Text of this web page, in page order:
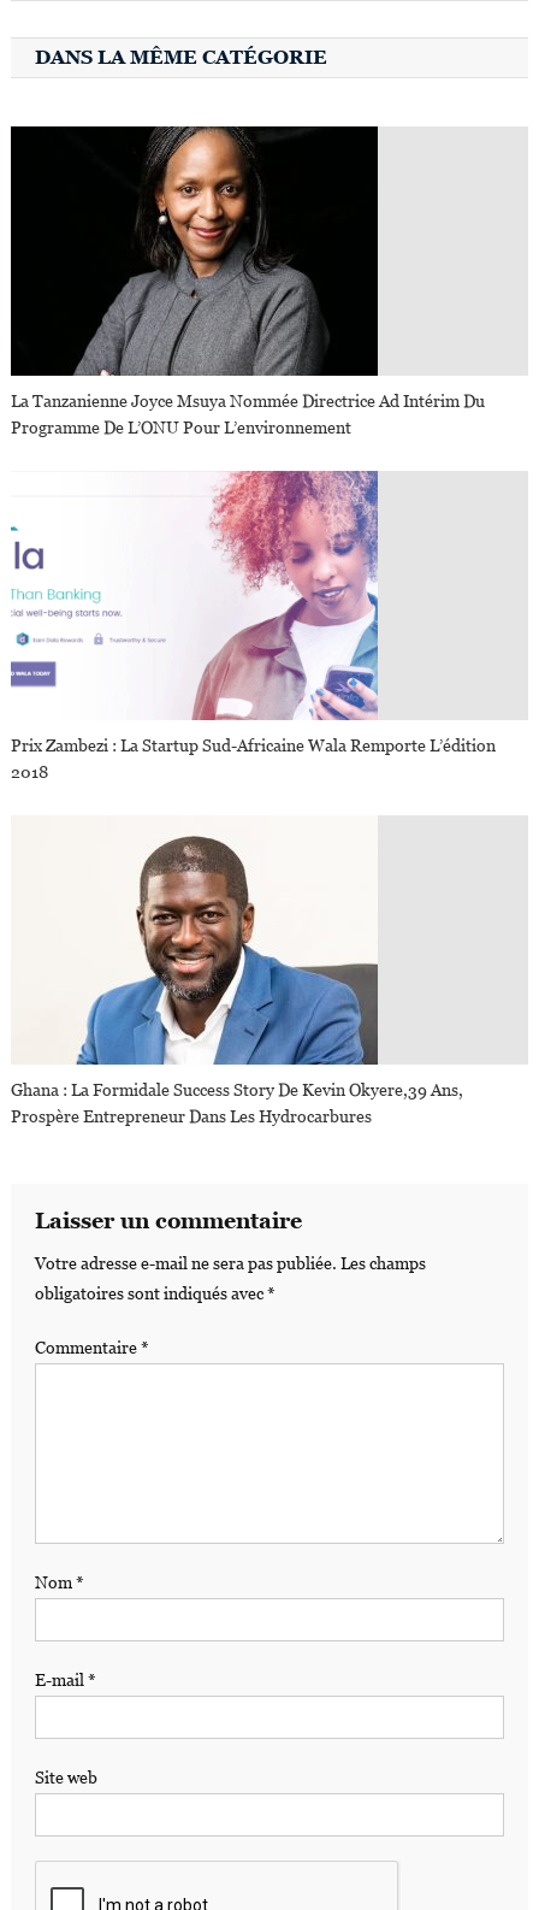
DANS LA MÊME CATÉGORIE
La Tanzanienne Joyce Msuya Nommée Directrice Ad Intérim Du
Programme De L’ONU Pour L’environnement
Prix Zambezi : La Startup Sud-Africaine Wala Remporte L’édition
2018
Ghana : La Formidale Success Story De Kevin Okyere,39 Ans,
Prospère Entrepreneur Dans Les Hydrocarbures
Laisser un commentaire
Votre adresse e-mail ne sera pas publiée. Les champs
obligatoires sont indiqués avec*
Commentaire*
Nom*
E-mail*
Site web